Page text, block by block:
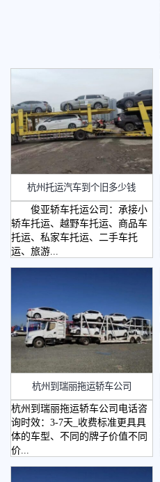
杭州托运汽车到个旧多少钱
俊亚轿车托运公司：承接小
轿车托运、越野车托运、商品车
托运、私家车托运、二手车托
运、旅游...
杭州到瑞丽拖运轿车公司
杭州到瑞丽拖运轿车公司电话咨
询时效：3-7天_收费标准更具具
体的车型、不同的牌子价值不同
价...